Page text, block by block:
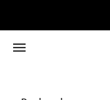
